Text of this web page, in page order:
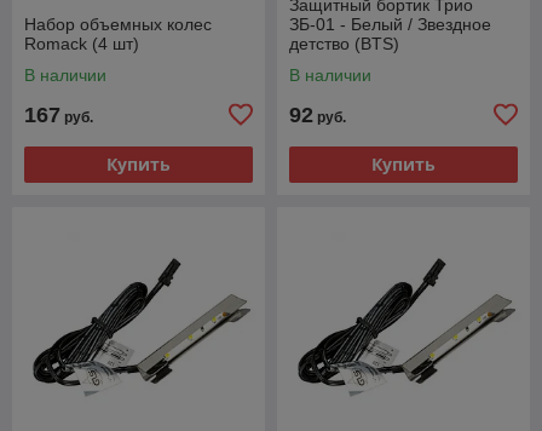
Набор объемных колес
Romack (4 шт)
В наличии
167 руб.
Купить
Защитный бортик Трио
ЗБ-01 - Белый / Звездное
детство (BTS)
В наличии
92 руб.
Купить